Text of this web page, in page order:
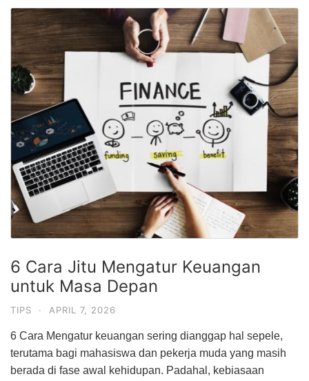
6 Cara Jitu Mengatur Keuangan
untuk Masa Depan
TIPS · APRIL 7, 2026
6 Cara Mengatur keuangan sering dianggap hal sepele,
terutama bagi mahasiswa dan pekerja muda yang masih
berada di fase awal kehidupan. Padahal, kebiasaan